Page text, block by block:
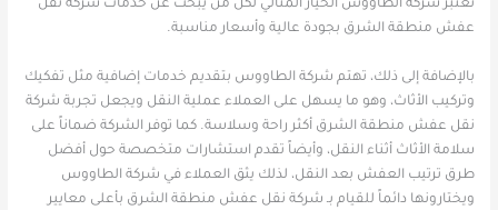
تعتبر شركة الطاووس الخيار المثالي لكل من يبحث عن خدمات شركة نقل
عفش منطقة الشرق بجودة عالية وأسعار مناسبة.
بالإضافة إلى ذلك، تهتم شركة الطاووس بتقديم خدمات إضافية مثل تفكيك
وتركيب الأثاث، وهو ما يسهل على العملاء عملية النقل ويجعل تجربة شركة
نقل عفش منطقة الشرق أكثر راحة وسلاسة. كما توفر الشركة ضماناً على
سلامة الأثاث أثناء النقل، وأيضاً تقدم استشارات متخصصة حول أفضل
طرق ترتيب العفش بعد النقل، لذلك يثق العملاء في شركة الطاووس
ويختارونها دائماً للقيام بـ شركة نقل عفش منطقة الشرق بأعلى معايير